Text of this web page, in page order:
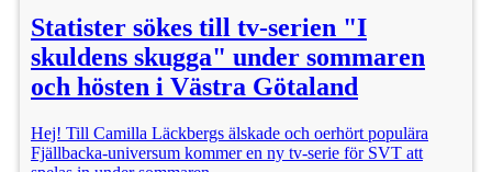
Statister sökes till tv-serien "I
skuldens skugga" under sommaren
och hösten i Västra Götaland
Hej! Till Camilla Läckbergs älskade och oerhört populära
Fjällbacka-universum kommer en ny tv-serie för SVT att